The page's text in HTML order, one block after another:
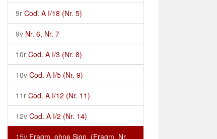
9r Cod. A I/18 (Nr. 5)
9v Nr. 6, Nr. 7
10r Cod. A I/3 (Nr. 8)
10v Cod. A I/5 (Nr. 9)
11r Cod. A I/12 (Nr. 11)
12v Cod. A I/2 (Nr. 14)
15v Fragm. ohne Sign. (Fragm. Nr.